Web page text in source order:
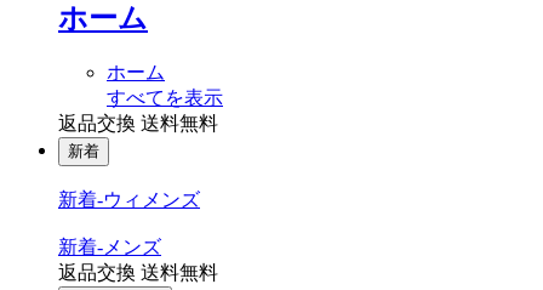
ホーム
ホーム
すべてを表示
返品交換 送料無料
新着
新着-ウィメンズ
新着-メンズ
返品交換 送料無料